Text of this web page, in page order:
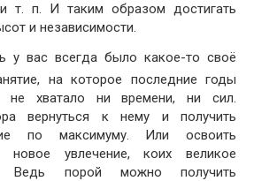
и т. п. И таким образом достигать
и независимости.
у вас всегда было какое-то своё
на которое последние годы
не хватало ни времени, ни сил.
вернуться к нему и получить
по максимуму. Или освоить
новое увлечение, коих великое
Ведь порой можно получить